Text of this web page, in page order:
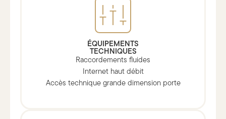
ÉQUIPEMENTS
TECHNIQUES
Raccordements fluides
Internet haut débit
Accès technique grande dimension porte